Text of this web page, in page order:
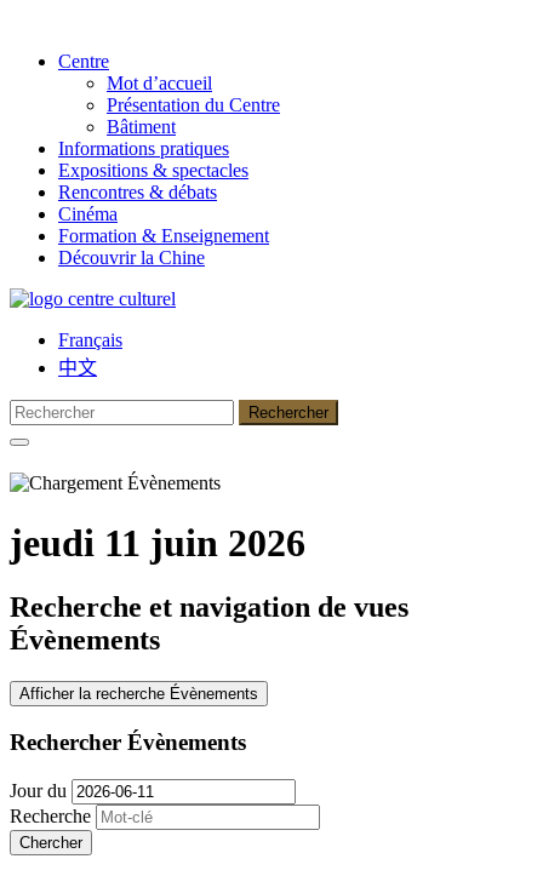
Centre
Mot d’accueil
Présentation du Centre
Bâtiment
Informations pratiques
Expositions & spectacles
Rencontres & débats
Cinéma
Formation & Enseignement
Découvrir la Chine
Français
中文
jeudi 11 juin 2026
Recherche et navigation de vues
Évènements
Afficher la recherche Évènements
Rechercher Évènements
Jour du
Recherche